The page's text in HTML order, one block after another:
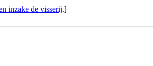
inzake de visserij.]